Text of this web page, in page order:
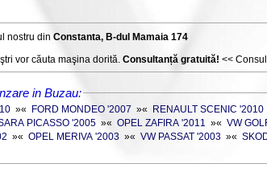
nostru din
Constanta, B-dul Mamaia 174
vor căuta maşina dorită. Consultanță gratuită! <<
in Buzau:
»« FORD MONDEO '2007 »« RENAULT SCENIC '2010
PICASSO '2005 »« OPEL ZAFIRA '2011 »« VW
»« OPEL MERIVA '2003 »« VW PASSAT '2003 »«